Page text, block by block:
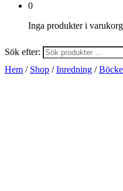
0
Inga produkter i
Sök efter:
Hem / Shop /Inredning /